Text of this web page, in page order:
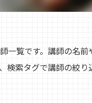
一覧です。講師の名
検索タグで講師の絞り